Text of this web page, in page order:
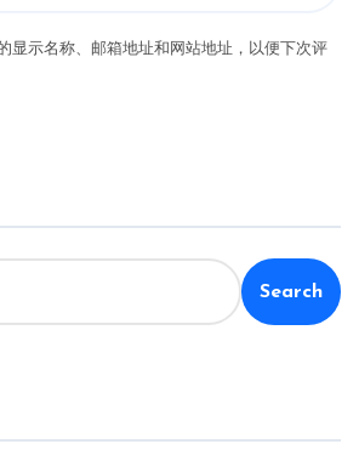
显示名称、邮箱地址和网站地址，以便下次评
Search